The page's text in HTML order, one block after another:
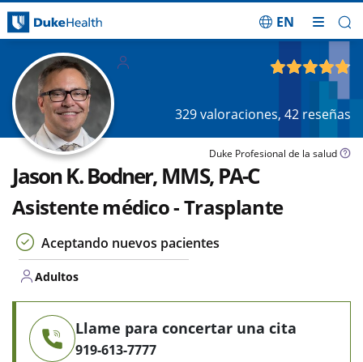
EN
329valoraciones, 42 reseñas
Duke Profesional de la salud
Jason K. Bodner, MMS, PA-C
Asistente médico - Trasplante
Aceptando nuevos pacientes
Adultos
Llame para concertar una cita
919-613-7777